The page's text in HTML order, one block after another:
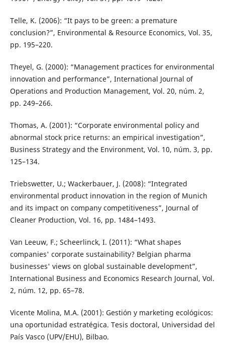
Telle, K. (2006): “It pays to be green: a premature
conclusion?”, Environmental & Resource Economics, Vol. 35,
pp. 195–220.
Theyel, G. (2000): “Management practices for environmental
innovation and performance”, International Journal of
Operations and Production Management, Vol. 20, núm. 2,
pp. 249–266.
Thomas, A. (2001): “Corporate environmental policy and
abnormal stock price returns: an empirical investigation”,
Business Strategy and the Environment, Vol. 10, núm. 3, pp.
125–134.
Triebswetter, U.; Wackerbauer, J. (2008): “Integrated
environmental product innovation in the region of Munich
and its impact on company competitiveness”, Journal of
Cleaner Production, Vol. 16, pp. 1484–1493.
Van Leeuw, F.; Scheerlinck, I. (2011): “What shapes
companies' corporate sustainability? Belgian pharma
businesses' views on global sustainable development”,
International Business and Economics Research Journal, Vol.
2, núm. 12, pp. 65–78.
Vicente Molina, M.A. (2001): Gestión y marketing ecológicos:
una oportunidad estratégica. Tesis doctoral, Universidad del
País Vasco (UPV/EHU), Bilbao.